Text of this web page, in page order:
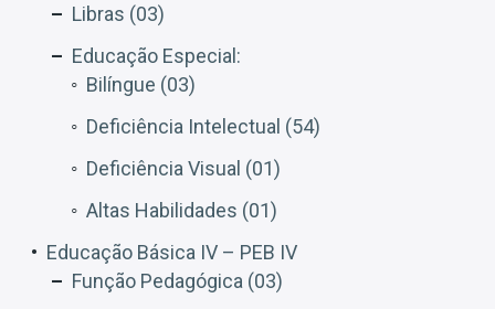
Libras (03)
Educação Especial:
Bilíngue (03)
Deficiência Intelectual (54)
Deficiência Visual (01)
Altas Habilidades (01)
Educação Básica IV – PEB IV
Função Pedagógica (03)